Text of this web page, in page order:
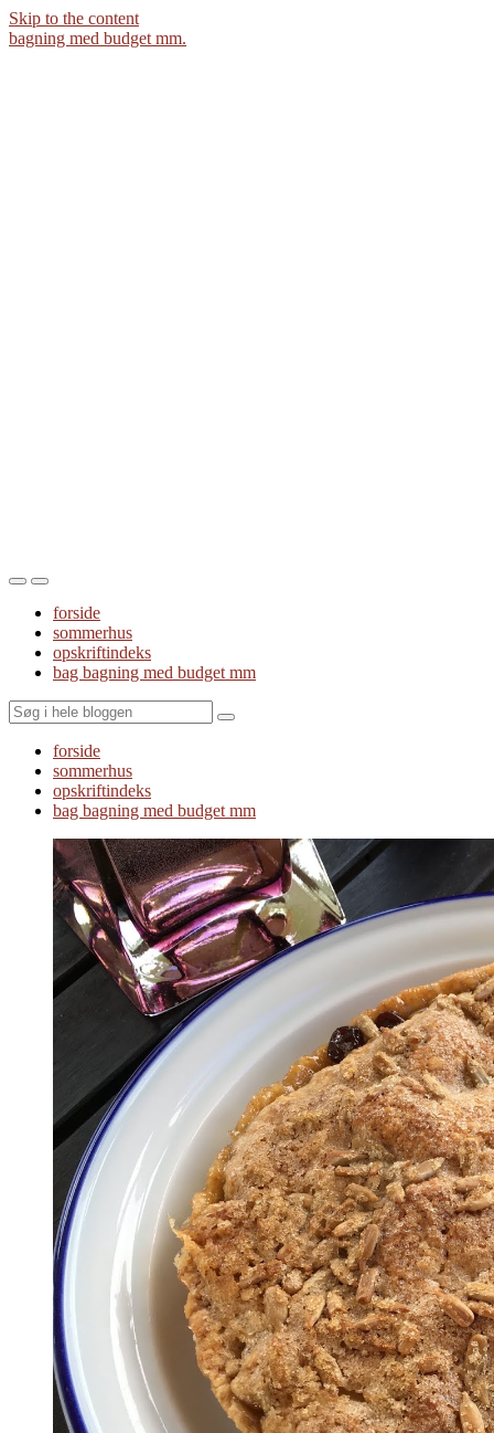
Skip to the content
bagning med budget mm.
Toggle
mobile
menu
Toggle
the
search
field
forside
sommerhus
opskriftindeks
bag bagning med budget mm
Search
forside
sommerhus
opskriftindeks
bag bagning med budget mm